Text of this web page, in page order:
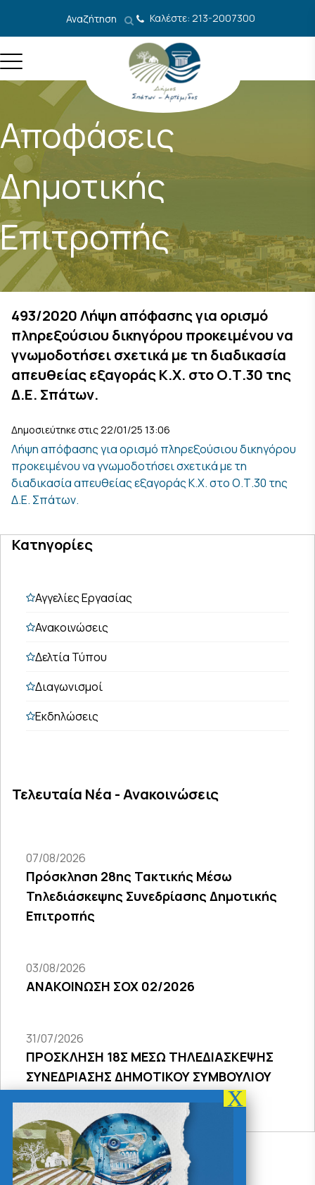
Αναζήτηση Καλέστε: 213-2007300
Αποφάσεις
Δημοτικής
Επιτροπής
493/2020 Λήψη απόφασης για ορισμό
πληρεξούσιου δικηγόρου προκειμένου να
γνωμοδοτήσει σχετικά με τη διαδικασία
απευθείας εξαγοράς Κ.Χ. στο Ο.Τ.30 της
Δ.Ε. Σπάτων.
Δημοσιεύτηκε στις 22/01/25 13:06
Λήψη απόφασης για ορισμό πληρεξούσιου δικηγόρου
προκειμένου να γνωμοδοτήσει σχετικά με τη
διαδικασία απευθείας εξαγοράς Κ.Χ. στο Ο.Τ.30 της
Δ.Ε. Σπάτων.
Κατηγορίες
Αγγελίες Εργασίας
Ανακοινώσεις
Δελτία Τύπου
Διαγωνισμοί
Εκδηλώσεις
Τελευταία Νέα - Ανακοινώσεις
07/08/2026
Πρόσκληση 28ης Τακτικής Μέσω
Τηλεδιάσκεψης Συνεδρίασης Δημοτικής
Επιτροπής
03/08/2026
ΑΝΑΚΟΙΝΩΣΗ ΣΟΧ 02/2026
31/07/2026
ΠΡΟΣΚΛΗΣΗ 18Σ ΜΕΣΩ ΤΗΛΕΔΙΑΣΚΕΨΗΣ
ΣΥΝΕΔΡΙΑΣΗΣ ΔΗΜΟΤΙΚΟΥ ΣΥΜΒΟΥΛΙΟΥ